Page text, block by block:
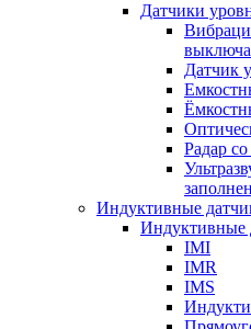
Датчики
Датчик
Радар
Индуктивные
Индуктивные
IMI
IMR
IMS